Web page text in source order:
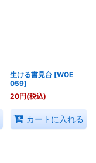
生ける書見台 [WOE
059]
20円(税込)
カートに入れる